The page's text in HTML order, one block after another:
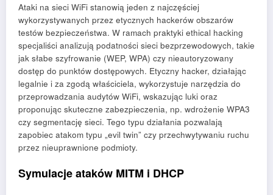
Ataki na sieci WiFi stanowią jeden z najczęściej
wykorzystywanych przez etycznych hackerów obszarów
testów bezpieczeństwa. W ramach praktyki ethical hacking
specjaliści analizują podatności sieci bezprzewodowych, takie
jak słabe szyfrowanie (WEP, WPA) czy nieautoryzowany
dostęp do punktów dostępowych. Etyczny hacker, działając
legalnie i za zgodą właściciela, wykorzystuje narzędzia do
przeprowadzania audytów WiFi, wskazując luki oraz
proponując skuteczne zabezpieczenia, np. wdrożenie WPA3
czy segmentację sieci. Tego typu działania pozwalają
zapobiec atakom typu „evil twin” czy przechwytywaniu ruchu
przez nieuprawnione podmioty.
Symulacje ataków MITM i DHCP